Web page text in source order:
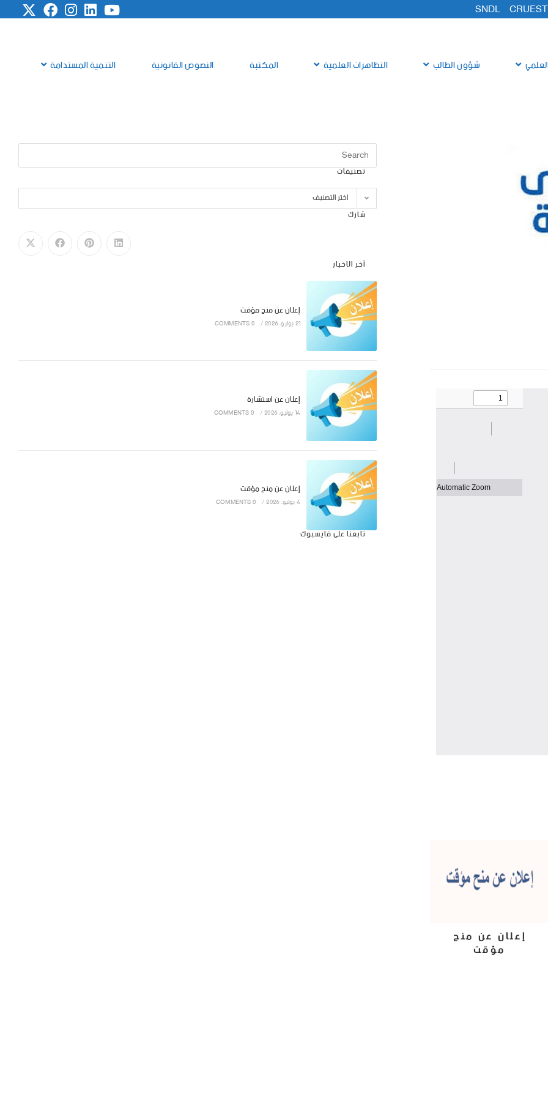
CRUEST
SNDL
شؤون الطالب التظاهرات العلمية المكتبة النصوص القانونية التنمية المستدامة
إعلان عن منح
مؤقت
تصنيفات
اختر التصنيف
شارك
آخر الاخبار
إعلان عن منح مؤقت
21 يوليو، 2026 /
0 COMMENTS
إعلان عن استشارة
14 يوليو، 2026 /
0 COMMENTS
إعلان عن منح مؤقت
4 يوليو، 2026 /
0 COMMENTS
تابعنا على فايسبوك